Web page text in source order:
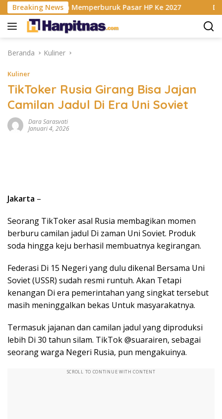
Langsung
ke
konten
Breaking News
Memperburuk Pasar HP Ke 2027 Dapur MBG
Beranda Kuliner
Kuliner
TikToker Rusia Girang Bisa Jajan
Camilan Jadul Di Era Uni Soviet
Dara Sarasvati
Januari 4, 2026
Jakarta –
Seorang TikToker asal Rusia membagikan momen
berburu camilan jadul Di zaman Uni Soviet. Produk
soda hingga keju berhasil membuatnya kegirangan.
Federasi Di 15 Negeri yang dulu dikenal Bersama Uni
Soviet (USSR) sudah resmi runtuh. Akan Tetapi
kenangan Di era pemerintahan yang singkat tersebut
masih meninggalkan bekas Untuk masyarakatnya.
Termasuk jajanan dan camilan jadul yang diproduksi
lebih Di 30 tahun silam. TikTok @suarairen, sebagai
seorang warga Negeri Rusia, pun mengakuinya.
SCROLL TO CONTINUE WITH CONTENT